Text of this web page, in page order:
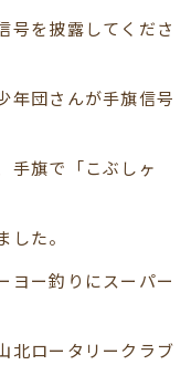
号を披露してくださ
年団さんが手旗信号
手旗で「こぶしヶ
た。
ヨー釣りにスーパー
北ロータリークラブ